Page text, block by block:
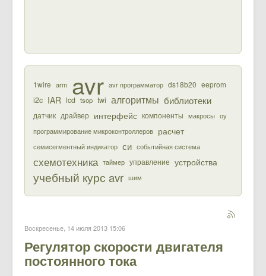
1wire arm avr avr программатор ds18b20 eeprom
i2c IAR lcd tsop twi алгоритмы библиотеки
датчик драйвер интерфейс компоненты макросы оу
программирование микроконтроллеров расчет
семисегментный индикатор си событийная система
схемотехника таймер управление устройства
учебный курс avr шим
Воскресенье, 14 июля 2013 15:06
Регулятор скорости двигателя
постоянного тока